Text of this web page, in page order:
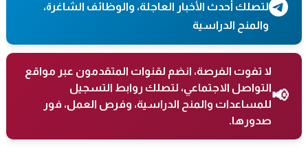
لتصلك أحدث الأخبار العاجلة، والوظائف الشاغرة،
والمنح الدراسية
📢
لا تفوت الفرصة، انضم لقنوات المتقدمون عبر مواقع
التواصل الاجتماعي، لتصلك روابط التسجيل
للمساعدات والمنح الدراسية، وفرص العمل، فور
صدورها.